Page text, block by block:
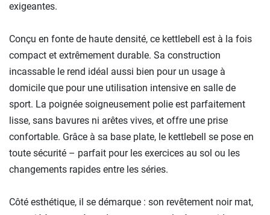
exigeantes.
Conçu en fonte de haute densité, ce kettlebell est à la fois
compact et extrêmement durable. Sa construction
incassable le rend idéal aussi bien pour un usage à
domicile que pour une utilisation intensive en salle de
sport. La poignée soigneusement polie est parfaitement
lisse, sans bavures ni arêtes vives, et offre une prise
confortable. Grâce à sa base plate, le kettlebell se pose en
toute sécurité – parfait pour les exercices au sol ou les
changements rapides entre les séries.
Côté esthétique, il se démarque : son revêtement noir mat,